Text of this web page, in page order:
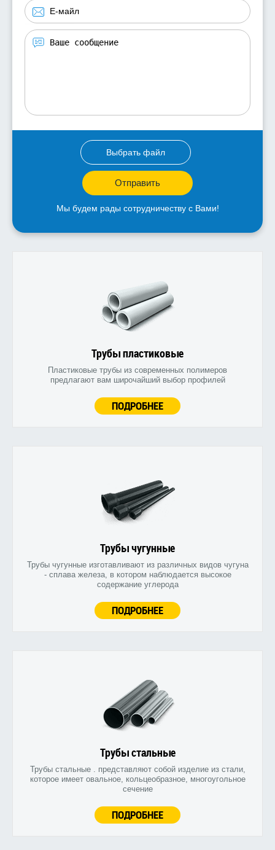
Выбрать файл
Отправить
Мы будем рады сотрудничеству с Вами!
Трубы пластиковые
Пластиковые трубы из современных полимеров
предлагают вам широчайший выбор профилей
ПОДРОБНЕЕ
Трубы чугунные
Трубы чугунные изготавливают из различных видов чугуна
- сплава железа, в котором наблюдается высокое
содержание углерода
ПОДРОБНЕЕ
Трубы стальные
Трубы стальные . представляют собой изделие из стали,
которое имеет овальное, кольцеобразное, многоугольное
сечение
ПОДРОБНЕЕ